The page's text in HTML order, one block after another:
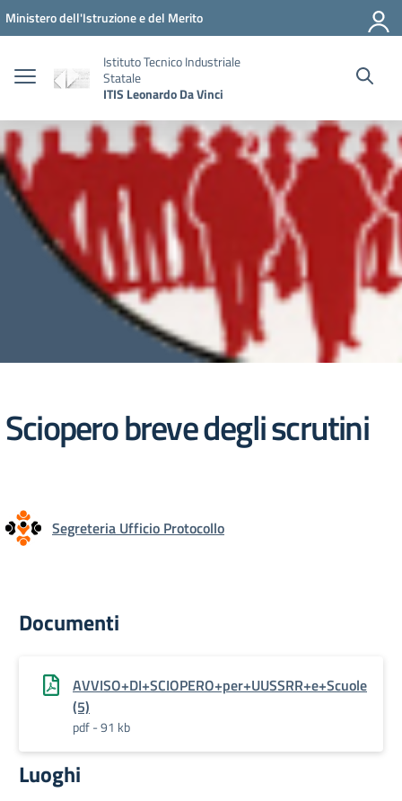
Vai ai contenuti
Vai al menu di navigazione
Vai al footer
Ministero dell'Istruzione e del Merito
Istituto Tecnico Industriale
Statale
ITIS Leonardo Da Vinci
Sciopero breve degli scrutini
Segreteria Ufficio Protocollo
Documenti
AVVISO+DI+SCIOPERO+per+UUSSRR+e+Scuole
(5)
pdf - 91 kb
Luoghi